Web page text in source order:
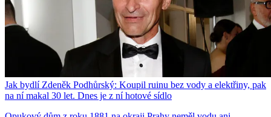
Jak bydlí Zdeněk Podhůrský: Koupil ruinu bez vody a elektřiny, pak
na ní makal 30 let. Dnes je z ní hotové sídlo